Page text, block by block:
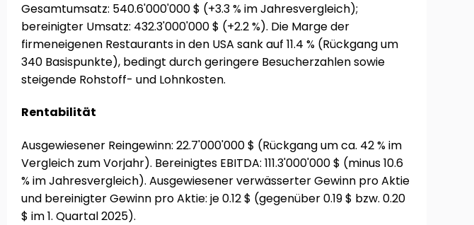
Gesamtumsatz: 540.6'000'000 $ (+3.3 % im Jahresvergleich);
bereinigter Umsatz: 432.3'000'000 $ (+2.2 %). Die Marge der
firmeneigenen Restaurants in den USA sank auf 11.4 % (Rückgang um
340 Basispunkte), bedingt durch geringere Besucherzahlen sowie
steigende Rohstoff- und Lohnkosten.
Rentabilität
Ausgewiesener Reingewinn: 22.7'000'000 $ (Rückgang um ca. 42 % im
Vergleich zum Vorjahr). Bereinigtes EBITDA: 111.3'000'000 $ (minus 10.6
% im Jahresvergleich). Ausgewiesener verwässerter Gewinn pro Aktie
und bereinigter Gewinn pro Aktie: je 0.12 $ (gegenüber 0.19 $ bzw. 0.20
$ im 1. Quartal 2025).